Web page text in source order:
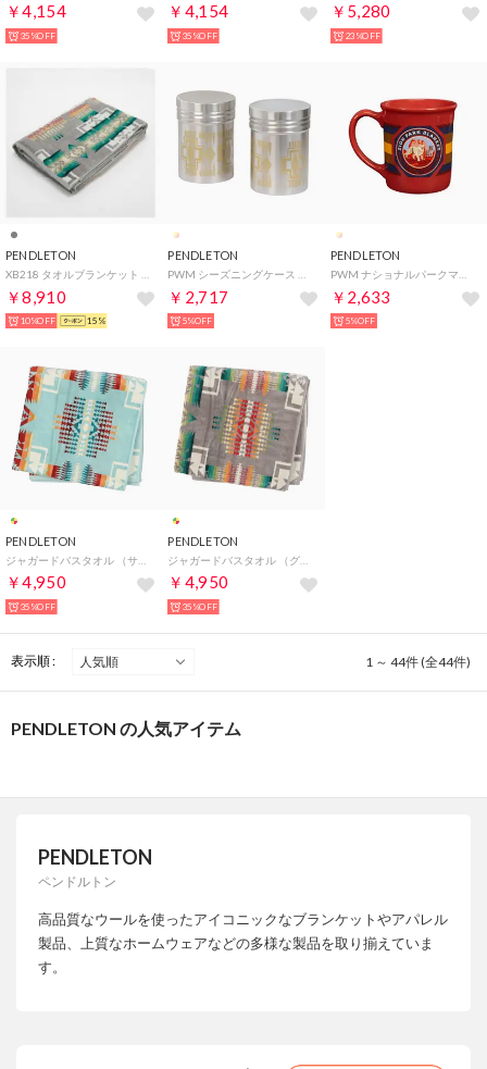
￥4,154
35%OFF
￥4,154
35%OFF
￥5,280
23%OFF
PENDLETON
￥8,910
10%OFF 15%
PENDLETON
￥2,717
5%OFF
PENDLETON
￥2,633
5%OFF
PENDLETON
￥4,950
35%OFF
PENDLETON
￥4,950
35%OFF
表示順 : 1 ～ 44件 (全44件)
PENDLETON の人気アイテム
PENDLETON
ペンドルトン
高品質なウールを使ったアイコニックなブランケットやアパレル
製品、上質なホームウェアなどの多様な製品を取り揃えていま
す。